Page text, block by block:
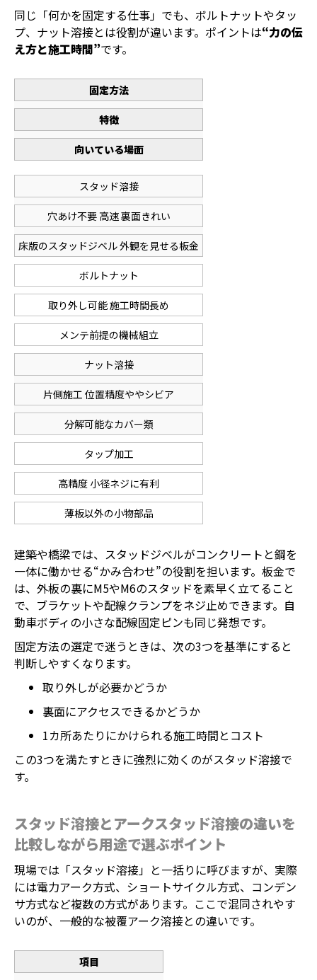
同じ「何かを固定する仕事」でも、ボルトナットやタッ
プ、ナット溶接とは役割が違います。ポイントは“力の伝
え方と施工時間”です。
固定方法
特徴
向いている場面
スタッド溶接
穴あけ不要 高速 裏面きれい
床版のスタッドジベル 外観を見せる板金
ボルトナット
取り外し可能 施工時間長め
メンテ前提の機械組立
ナット溶接
片側施工 位置精度ややシビア
分解可能なカバー類
タップ加工
高精度 小径ネジに有利
薄板以外の小物部品
建築や橋梁では、スタッドジベルがコンクリートと鋼を
一体に働かせる“かみ合わせ”の役割を担います。板金で
は、外板の裏にM5やM6のスタッドを素早く立てること
で、ブラケットや配線クランプをネジ止めできます。自
動車ボディの小さな配線固定ピンも同じ発想です。
固定方法の選定で迷うときは、次の3つを基準にすると
判断しやすくなります。
取り外しが必要かどうか
裏面にアクセスできるかどうか
1カ所あたりにかけられる施工時間とコスト
この3つを満たすときに強烈に効くのがスタッド溶接で
す。
スタッド溶接とアークスタッド溶接の違いを
比較しながら用途で選ぶポイント
現場では「スタッド溶接」と一括りに呼びますが、実際
には電力アーク方式、ショートサイクル方式、コンデン
サ方式など複数の方式があります。ここで混同されやす
いのが、一般的な被覆アーク溶接との違いです。
項目